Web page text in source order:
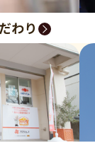
わり